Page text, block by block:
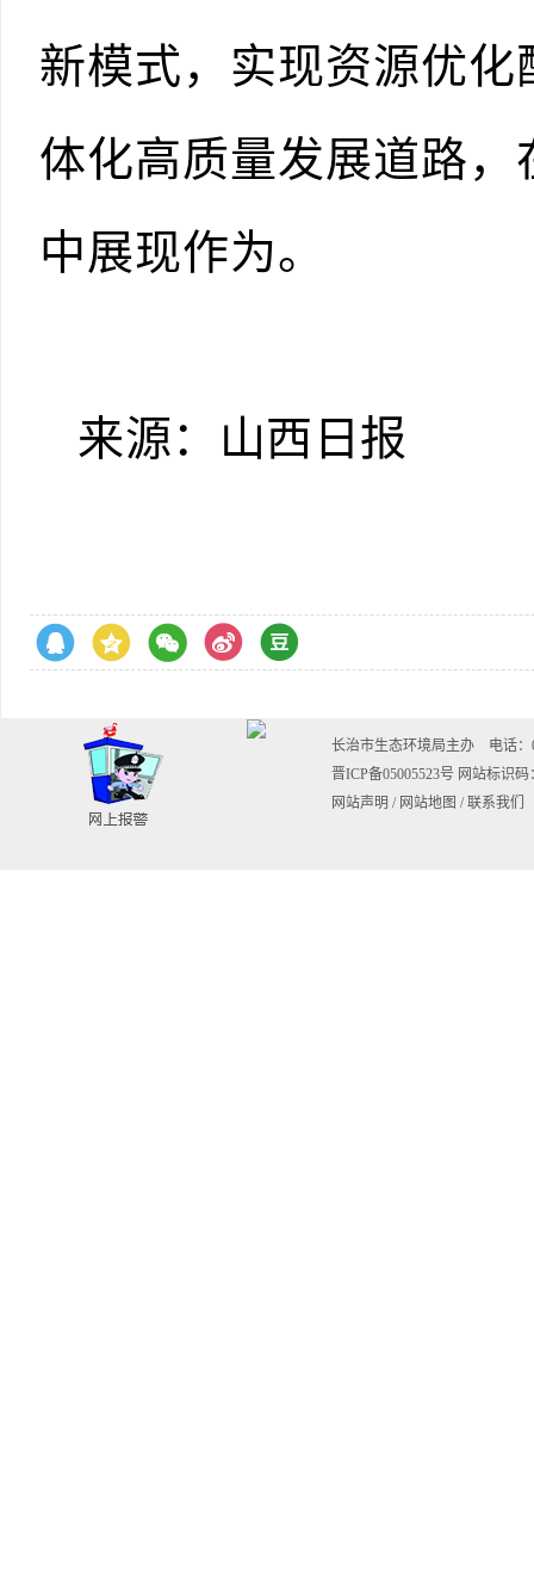
新模式，实现资源优
体化高质量发展道路，
中展现作为。
来源：山西日报
长治市生态环境局主办 电话：
晋ICP备05005523号 网站标识码
网站声明 / 网站地图 / 联系我们